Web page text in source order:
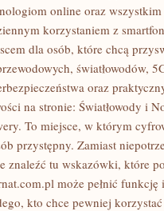
online oraz wszystkim
korzystaniem z
dla osób, które chcą
światłowodów,
oraz
na stronie: Światłowody i
To miejsce, w którym
przystępny. Zamiast
znaleźć tu wskazówki, które
może pełnić
kto chce pewniej